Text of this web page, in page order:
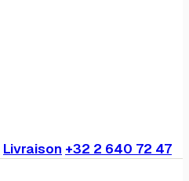
Livraison +32 2 640 72 47